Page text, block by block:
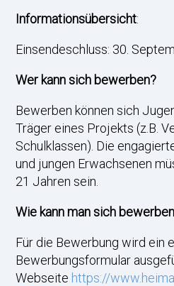
Informationsübersicht:
Einsendeschluss: 30.
Wer kann sich bewerben?
Bewerben können sich
Träger eines Projekts (z.B.
Schulklassen). Die
und jungen Erwachsenen
21 Jahren sein.
Wie kann man sich
Für die Bewerbung wird ein
Bewerbungsformular
Webseite https://